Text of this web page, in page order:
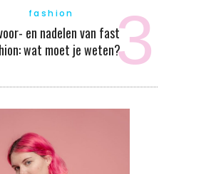
fashion
en nadelen van fast
wat moet je weten?